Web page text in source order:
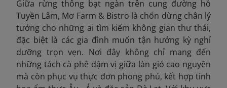
Giữa rừng thông bạt ngàn trên cung đường hồ
Tuyền Lâm, Mơ Farm & Bistro là chốn dừng chân lý
tưởng cho những ai tìm kiếm không gian thư thái,
đặc biệt là các gia đình muốn tận hưởng kỳ nghỉ
dưỡng trọn vẹn. Nơi đây không chỉ mang đến
những tách cà phê đậm vị giữa làn gió cao nguyên
mà còn phục vụ thực đơn phong phú, kết hợp tinh